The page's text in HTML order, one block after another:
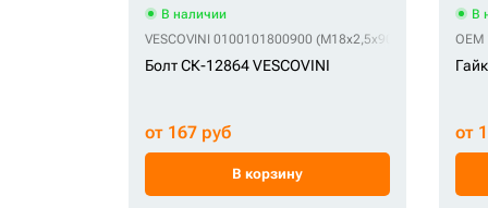
В наличии
VESCOVINI 0100101800900 (M18x2,5x90)
VESCOVINI
Болт СК-12864 VESCOVINI
от 167 руб
В корзину
В
OEM
от